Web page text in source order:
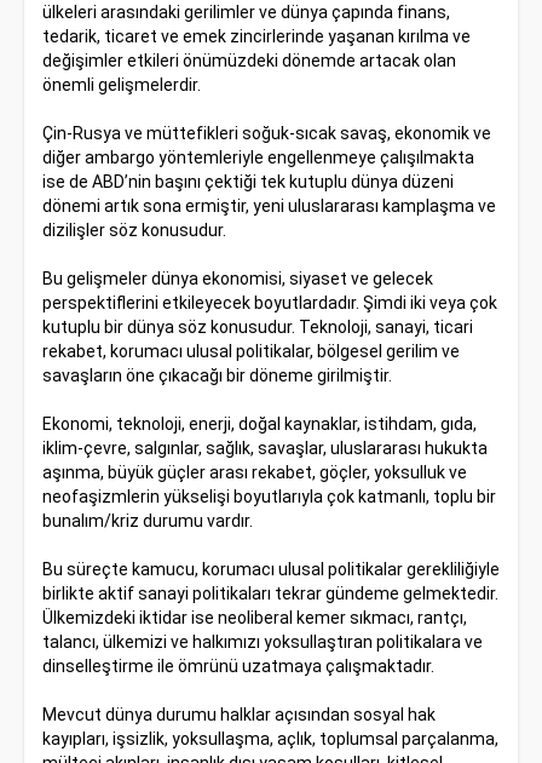
ülkeleri arasındaki gerilimler ve dünya çapında finans,
tedarik, ticaret ve emek zincirlerinde yaşanan kırılma ve
değişimler etkileri önümüzdeki dönemde artacak olan
önemli gelişmelerdir.
Çin-Rusya ve müttefikleri soğuk-sıcak savaş, ekonomik ve
diğer ambargo yöntemleriyle engellenmeye çalışılmakta
ise de ABD’nin başını çektiği tek kutuplu dünya düzeni
dönemi artık sona ermiştir, yeni uluslararası kamplaşma ve
dizilişler söz konusudur.
Bu gelişmeler dünya ekonomisi, siyaset ve gelecek
perspektiflerini etkileyecek boyutlardadır. Şimdi iki veya çok
kutuplu bir dünya söz konusudur. Teknoloji, sanayi, ticari
rekabet, korumacı ulusal politikalar, bölgesel gerilim ve
savaşların öne çıkacağı bir döneme girilmiştir.
Ekonomi, teknoloji, enerji, doğal kaynaklar, istihdam, gıda,
iklim-çevre, salgınlar, sağlık, savaşlar, uluslararası hukukta
aşınma, büyük güçler arası rekabet, göçler, yoksulluk ve
neofaşizmlerin yükselişi boyutlarıyla çok katmanlı, toplu bir
bunalım/kriz durumu vardır.
Bu süreçte kamucu, korumacı ulusal politikalar gerekliliğiyle
birlikte aktif sanayi politikaları tekrar gündeme gelmektedir.
Ülkemizdeki iktidar ise neoliberal kemer sıkmacı, rantçı,
talancı, ülkemizi ve halkımızı yoksullaştıran politikalara ve
dinselleştirme ile ömrünü uzatmaya çalışmaktadır.
Mevcut dünya durumu halklar açısından sosyal hak
kayıpları, işsizlik, yoksullaşma, açlık, toplumsal parçalanma,